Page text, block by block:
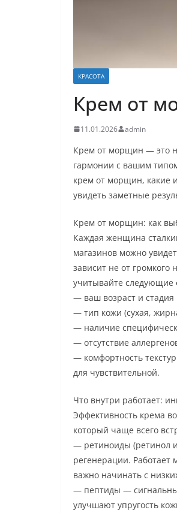
КРАСОТА
Крем от
11.01.2026 admin
Крем от морщин — это
гармонии с вашим
крем от морщин, какие
увидеть заметные
Крем от морщин: как
Каждая женщина
магазинов можно
зависит не от
учитывайте следующие
— ваш возраст и
— тип кожи (сухая,
— наличие
— отсутствие
— комфортность
для чувствительной.
Что внутри работает:
Эффективность крема
который чаще всего
— ретиноиды (ретинол
регенерации. Работает
важно начинать с
— пептиды —
улучшают упругость